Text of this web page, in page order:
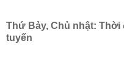
Thứ Bảy, Chủ nhật:
tuyến